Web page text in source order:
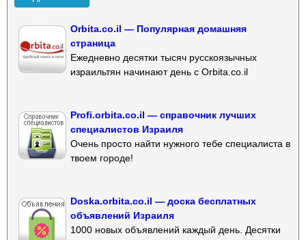
Orbita.co.il — Популярная домашняя
страница
Ежедневно десятки тысяч русскоязычных
израильтян начинают день с Orbita.co.il
Profi.orbita.co.il — справочник лучших
специалистов Израиля
Очень просто найти нужного тебе специалиста в
твоем городе!
Doska.orbita.co.il — доска бесплатных
объявлений Израиля
1000 новых объявлений каждый день. Десятки